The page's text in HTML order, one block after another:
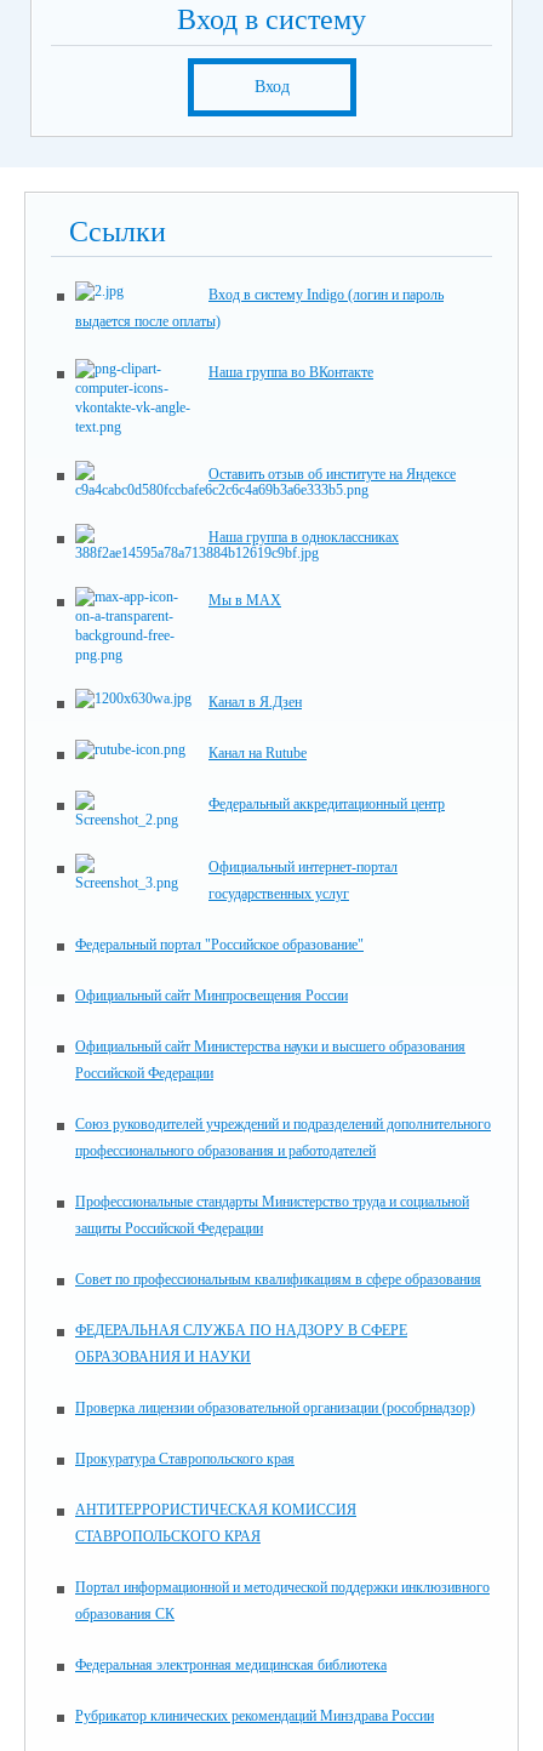
Вход в систему
Вход
Ссылки
Вход в систему Indigo (логин и пароль
выдается после оплаты)
Наша группа во ВКонтакте
Оставить отзыв об институте на Яндексе
Наша группа в одноклассниках
Мы в MAX
Канал в Я.Дзен
Канал на Rutube
Федеральный аккредитационный центр
Официальный интернет-портал
государственных услуг
Федеральный портал "Российское образование"
Официальный сайт Минпросвещения России
Официальный сайт Министерства науки и высшего образования
Российской Федерации
Союз руководителей учреждений и подразделений дополнительного
профессионального образования и работодателей
Профессиональные стандарты Министерство труда и социальной
защиты Российской Федерации
Совет по профессиональным квалификациям в сфере образования
ФЕДЕРАЛЬНАЯ СЛУЖБА ПО НАДЗОРУ В СФЕРЕ
ОБРАЗОВАНИЯ И НАУКИ
Проверка лицензии образовательной организации (рособрнадзор)
Прокуратура Ставропольского края
АНТИТЕРРОРИСТИЧЕСКАЯ КОМИССИЯ
СТАВРОПОЛЬСКОГО КРАЯ
Портал информационной и методической поддержки инклюзивного
образования СК
Федеральная электронная медицинская библиотека
Рубрикатор клинических рекомендаций Минздрава России